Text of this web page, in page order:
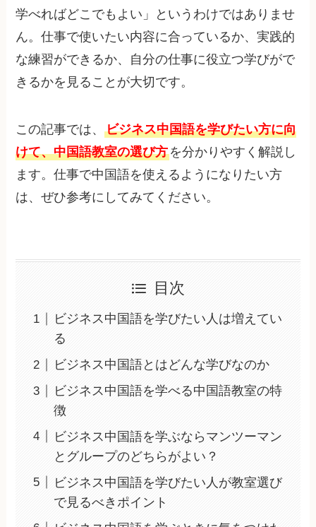
学べればどこでもよい」というわけではありませ
ん。仕事で使いたい内容に合っているか、実践的
な練習ができるか、自分の仕事に役立つ学びがで
きるかを見ることが大切です。
この記事では、ビジネス中国語を学びたい方に向
けて、中国語教室の選び方を分かりやすく解説し
ます。仕事で中国語を使えるようになりたい方
は、ぜひ参考にしてみてください。
目次
ビジネス中国語を学びたい人は増えてい
る
ビジネス中国語とはどんな学びなのか
ビジネス中国語を学べる中国語教室の特
徴
ビジネス中国語を学ぶならマンツーマン
とグループのどちらがよい？
ビジネス中国語を学びたい人が教室選び
で見るべきポイント